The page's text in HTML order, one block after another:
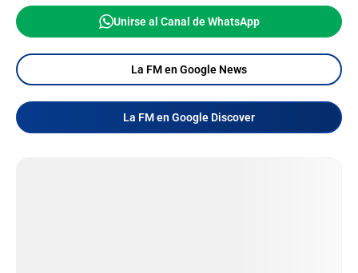
Unirse al Canal de WhatsApp
La FM en Google News
La FM en Google Discover